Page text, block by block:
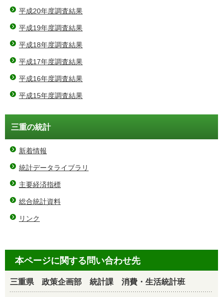
平成20年度調査結果
平成19年度調査結果
平成18年度調査結果
平成17年度調査結果
平成16年度調査結果
平成15年度調査結果
三重の統計
新着情報
統計データライブラリ
主要経済指標
総合統計資料
リンク
本ページに関する問い合わせ先
三重県 政策企画部 統計課 消費・生活統計班